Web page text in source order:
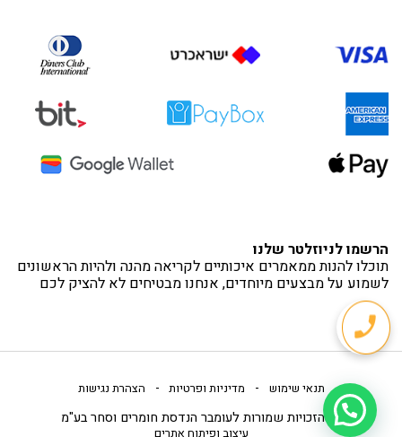
הרשמו לניוזלטר שלנו
תוכלו להנות ממאמרים איכותיים לקריאה מהנה ולהיות הראשונים
לשמוע על מבצעים מיוחדים, אנחנו מבטיחים לא להציק לכם
תנאי שימוש - מדיניות ופרטיות - הצהרת נגישות
כל הזכויות שמורות לעומבר הנדסת חומרים וסחר בע"מ
עיצוב ופיתוח אתרים